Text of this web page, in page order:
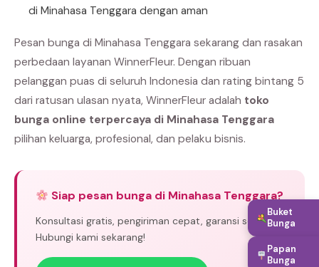
di Minahasa Tenggara dengan aman
Pesan bunga di Minahasa Tenggara sekarang dan rasakan
perbedaan layanan WinnerFleur. Dengan ribuan
pelanggan puas di seluruh Indonesia dan rating bintang 5
dari ratusan ulasan nyata, WinnerFleur adalah toko
bunga online terpercaya di Minahasa Tenggara
pilihan keluarga, profesional, dan pelaku bisnis.
Siap pesan bunga di Minahasa Tenggara?
Konsultasi gratis, pengiriman cepat, garansi segar.
Hubungi kami sekarang!
Buket
Bunga
Papan
Bunga